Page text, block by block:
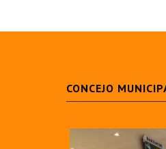
CONCEJO